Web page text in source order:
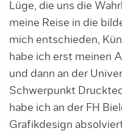
Lüge, die uns die
meine Reise in die
mich entschieden,
habe ich erst meinen
und dann an der
Schwerpunkt
habe ich an der FH
Grafikdesign